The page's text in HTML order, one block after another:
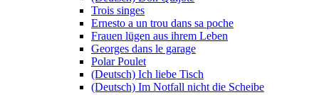
Trois singes
Ernesto a un trou dans sa poche
Frauen lügen aus ihrem Leben
Georges dans le garage
Polar Poulet
(Deutsch) Ich liebe Tisch
(Deutsch) Im Notfall nicht die Scheibe